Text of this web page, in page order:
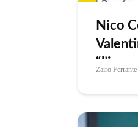
Nico
Zairo Ferrante